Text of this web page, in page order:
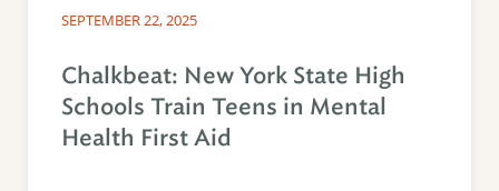
SEPTEMBER 22, 2025
Chalkbeat: New York State High
Schools Train Teens in Mental
Health First Aid